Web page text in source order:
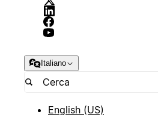
Italiano
English (US)